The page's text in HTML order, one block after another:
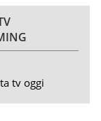
tv oggi